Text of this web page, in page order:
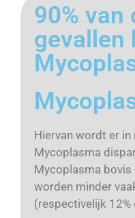
90% van
gevallen
Hiervan wordt er in
Mycoplasma
Mycoplasma
worden minder
(respectivelijk 12%